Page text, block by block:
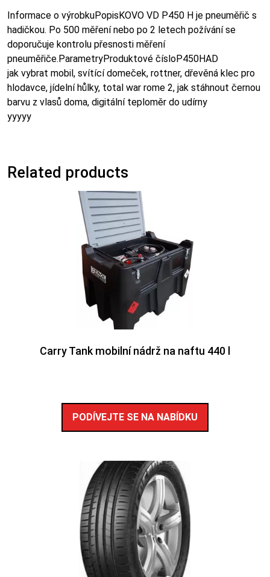
Informace o výrobkuPopisKOVO VD P450 H je pneuměřič s
hadičkou. Po 500 měření nebo po 2 letech požívání se
doporučuje kontrolu přesnosti měření
pneuměřiče.ParametryProduktové čísloP450HAD
jak vybrat mobil, svítící domeček, rottner, dřevěná klec pro
hlodavce, jídelní hůlky, total war rome 2, jak stáhnout černou
barvu z vlasů doma, digitální teploměr do udírny
yyyyy
Related products
Carry Tank mobilní nádrž na naftu 440 l
PODÍVEJTE SE NA NABÍDKU